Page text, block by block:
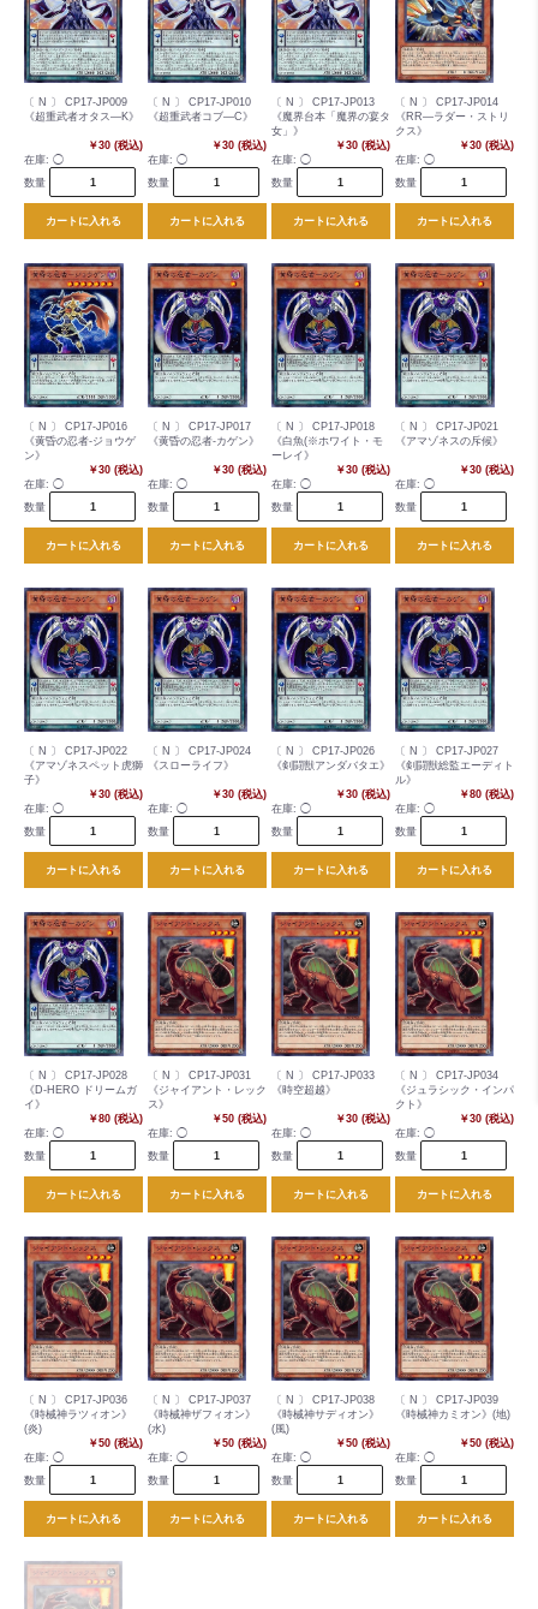
〔 N 〕 CP17-JP009
《超重武者オタス―K》
￥30 (税込)
在庫: ◯
数量
カートに入れる
〔 N 〕 CP17-JP010
《超重武者コブ―C》
￥30 (税込)
在庫: ◯
数量
カートに入れる
〔 N 〕 CP17-JP013
《魔界台本「魔界の宴タ
女」》
￥30 (税込)
在庫: ◯
数量
カートに入れる
〔 N 〕 CP17-JP014
《RR―ラダー・ストリ
クス》
￥30 (税込)
在庫: ◯
数量
カートに入れる
〔 N 〕 CP17-JP016
《黄昏の忍者-ジョウゲ
ン》
￥30 (税込)
在庫: ◯
数量
カートに入れる
〔 N 〕 CP17-JP017
《黄昏の忍者-カゲン》
￥30 (税込)
在庫: ◯
数量
カートに入れる
〔 N 〕 CP17-JP018
《白魚(※ホワイト・モ
ーレイ》
￥30 (税込)
在庫: ◯
数量
カートに入れる
〔 N 〕 CP17-JP021
《アマゾネスの斥候》
￥30 (税込)
在庫: ◯
数量
カートに入れる
〔 N 〕 CP17-JP022
《アマゾネスペット虎獅
子》
￥30 (税込)
在庫: ◯
数量
カートに入れる
〔 N 〕 CP17-JP024
《スローライフ》
￥30 (税込)
在庫: ◯
数量
カートに入れる
〔 N 〕 CP17-JP026
《剣闘獣アンダバタエ》
￥30 (税込)
在庫: ◯
数量
カートに入れる
〔 N 〕 CP17-JP027
《剣闘獣総監エーディト
ル》
￥80 (税込)
在庫: ◯
数量
カートに入れる
〔 N 〕 CP17-JP028
《D-HERO ドリームガ
イ》
￥80 (税込)
在庫: ◯
数量
カートに入れる
〔 N 〕 CP17-JP031
《ジャイアント・レック
ス》
￥50 (税込)
在庫: ◯
数量
カートに入れる
〔 N 〕 CP17-JP033
《時空超越》
￥30 (税込)
在庫: ◯
数量
カートに入れる
〔 N 〕 CP17-JP034
《ジュラシック・インパ
クト》
￥30 (税込)
在庫: ◯
数量
カートに入れる
〔 N 〕 CP17-JP036
《時械神ラツィオン》
(炎)
￥50 (税込)
在庫: ◯
数量
カートに入れる
〔 N 〕 CP17-JP037
《時械神ザフィオン》
(水)
￥50 (税込)
在庫: ◯
数量
カートに入れる
〔 N 〕 CP17-JP038
《時械神サディオン》
(風)
￥50 (税込)
在庫: ◯
数量
カートに入れる
〔 N 〕 CP17-JP039
《時械神カミオン》(地)
￥50 (税込)
在庫: ◯
数量
カートに入れる